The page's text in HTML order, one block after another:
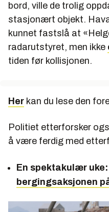
bord, ville de trolig
stasjonært objekt.
kunnet fastslå at
radarutstyret, men ikke
tiden før kollisjonen.
Her kan du lese den
Politiet etterforsker
å være ferdig med
En spektakulær uke:
bergingsaksjonen